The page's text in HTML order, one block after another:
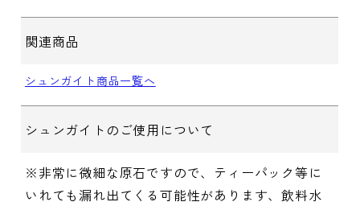
関連商品
シュンガイト商品一覧へ
シュンガイトのご使用について
※非常に微細な原石ですので、ティーパック等に
いれても漏れ出てくる可能性があります、飲料水